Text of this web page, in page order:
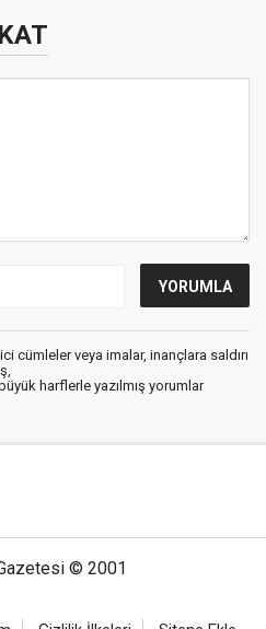
cümleler veya imalar, inançlara saldırı
harflerle yazılmış yorumlar
© 2001